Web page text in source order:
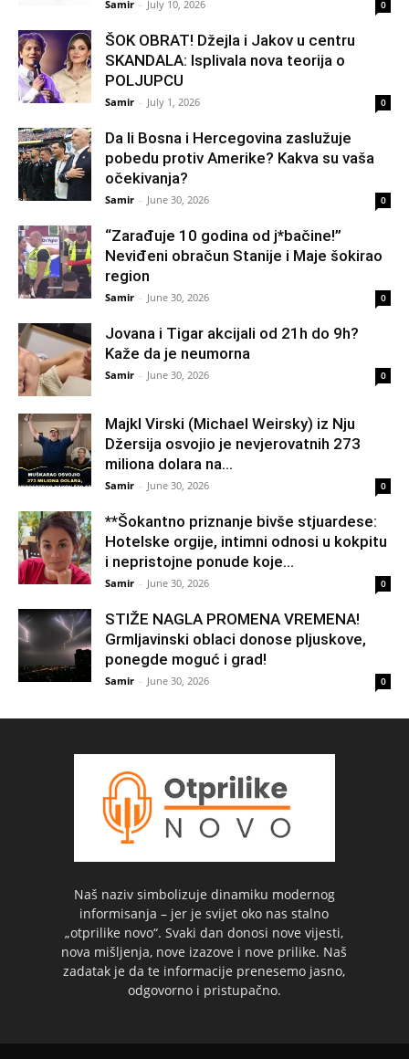
Samir - July 10, 2026 0
ŠOK OBRAT! Džejla i Jakov u centru
SKANDALA: Isplivala nova teorija o
POLJUPCU
Samir - July 1, 2026 0
Da li Bosna i Hercegovina zaslužuje
pobedu protiv Amerike? Kakva su vaša
očekivanja?
Samir - June 30, 2026 0
“Zarađuje 10 godina od j*bačine!”
Neviđeni obračun Stanije i Maje šokirao
region
Samir - June 30, 2026 0
Jovana i Tigar akcijali od 21h do 9h?
Kaže da je neumorna
Samir - June 30, 2026 0
Majkl Virski (Michael Weirsky) iz Nju
Džersija osvojio je nevjerovatnih 273
miliona dolara na...
Samir - June 30, 2026 0
**Šokantno priznanje bivše stjuardese:
Hotelske orgije, intimni odnosi u kokpitu
i nepristojne ponude koje...
Samir - June 30, 2026 0
STIŽE NAGLA PROMENA VREMENA!
Grmljavinski oblaci donose pljuskove,
ponegde moguć i grad!
Samir - June 30, 2026 0
Naš naziv simbolizuje dinamiku modernog
informisanja – jer je svijet oko nas stalno
„otprilike novo“. Svaki dan donosi nove vijesti,
nova mišljenja, nove izazove i nove prilike. Naš
zadatak je da te informacije prenesemo jasno,
odgovorno i pristupačno.